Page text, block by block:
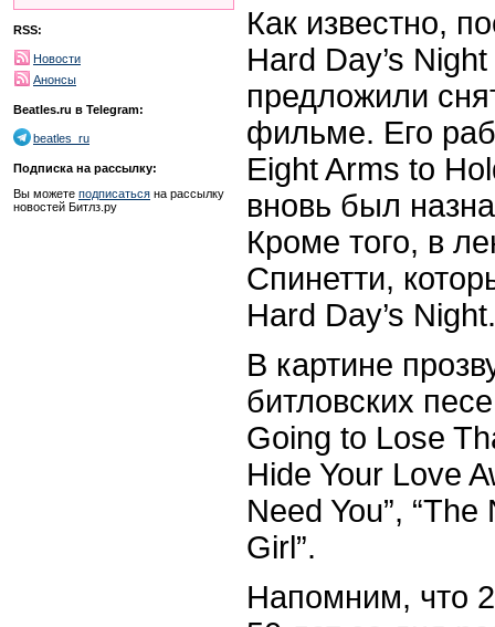
RSS:
Новости
Анонсы
Beatles.ru в Telegram:
beatles_ru
Подписка на рассылку:
Вы можете подписаться на рассылку
новостей Битлз.ру
Как известно,
Hard Day’s Night
предложили
фильме. Его
Eight Arms to
вновь был
Кроме того, в
Спинетти,
Hard Day’s Night.
В картине
битловских
Going to Lose
Hide Your Love
Need You”,
Girl”.
Напомним, что